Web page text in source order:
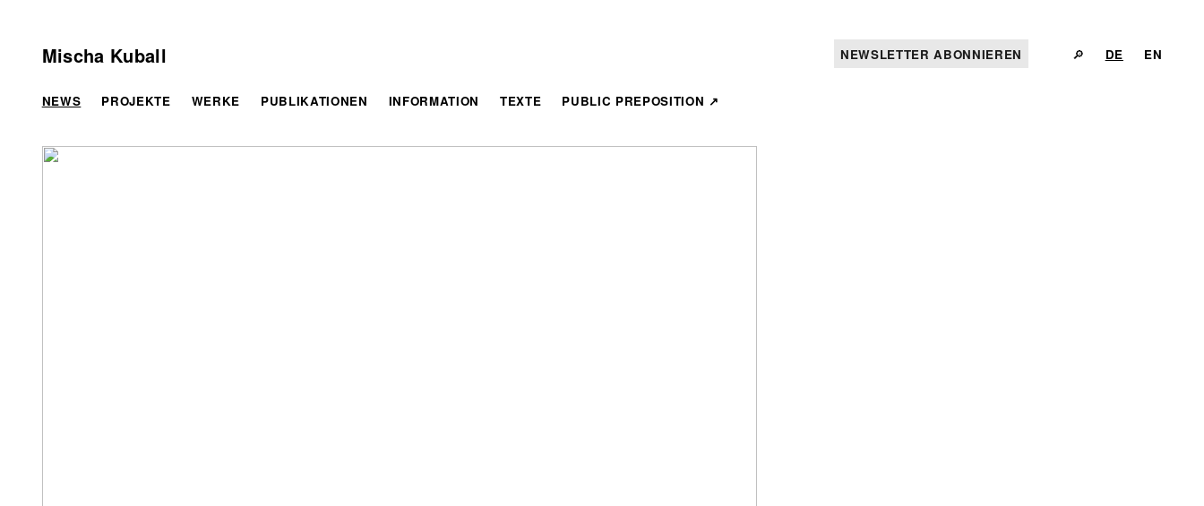
Mischa Kuball NEWSLETTER ABONNIEREN 🔎 DE EN
NEWS PROJEKTE WERKE PUBLIKATIONEN INFORMATION TEXTE PUBLIC PREPOSITION ↗